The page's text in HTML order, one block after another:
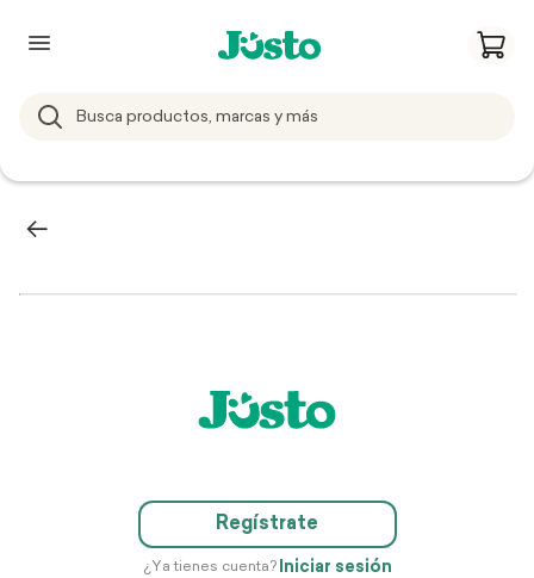
Regístrate
¿Ya tienes cuenta? Iniciar sesión